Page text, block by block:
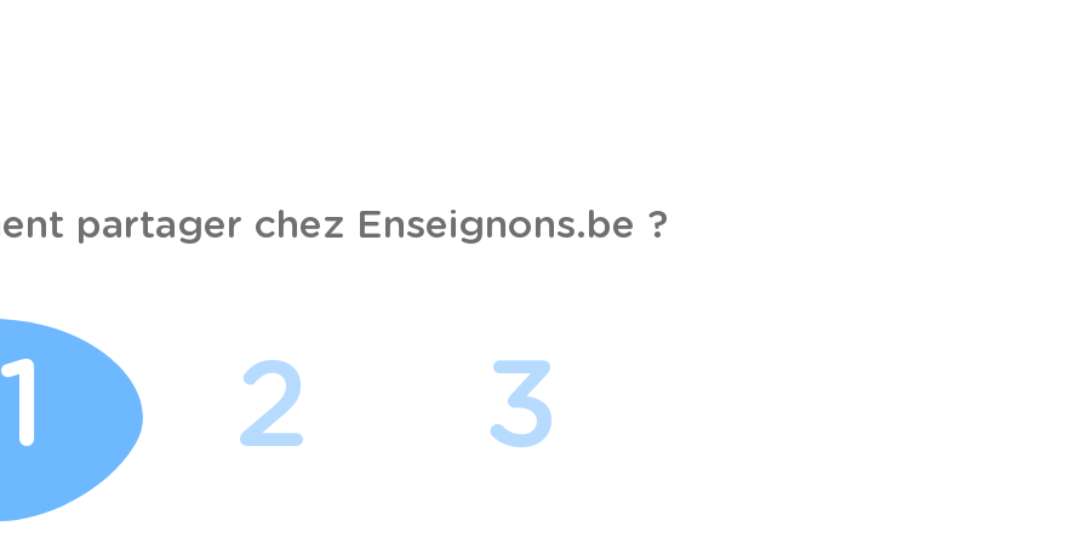
partager chez Enseignons.be ?
1 2 3